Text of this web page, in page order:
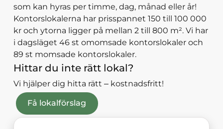
som kan hyras per timme, dag, månad eller år!
Kontorslokalerna har prisspannet 150 till 100 000
kr och ytorna ligger på mellan 2 till 800 m². Vi har
i dagsläget 46 st omomsade kontorslokaler och
89 st momsade kontorslokaler.
Hittar du inte rätt lokal?
Vi hjälper dig hitta rätt – kostnadsfritt!
Få lokalförslag